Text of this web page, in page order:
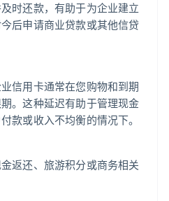
时还款，有助于为企业建立
后申请商业贷款或其他信贷
信用卡通常在您购物和到期
。这种延迟有助于管理现金
款或收入不均衡的情况下。
返还、旅游积分或商务相关